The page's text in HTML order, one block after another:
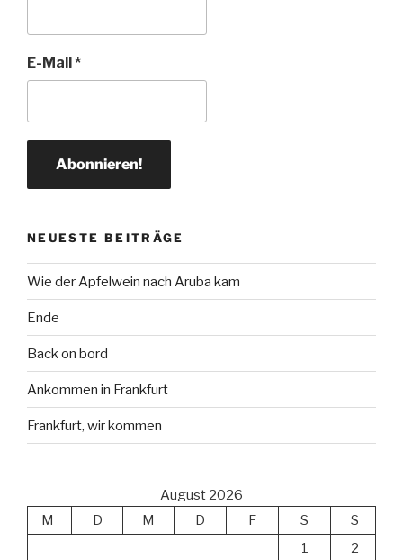
E-Mail *
NEUESTE BEITRÄGE
Wie der Apfelwein nach Aruba kam
Ende
Back on bord
Ankommen in Frankfurt
Frankfurt, wir kommen
August 2026
M
D M D F S
S
1
2